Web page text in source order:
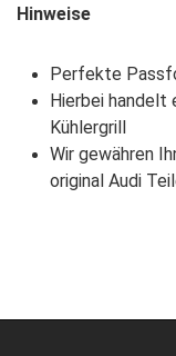
Hinweise
Perfekte
Hierbei handelt
Kühlergrill
Wir gewähren
original Audi